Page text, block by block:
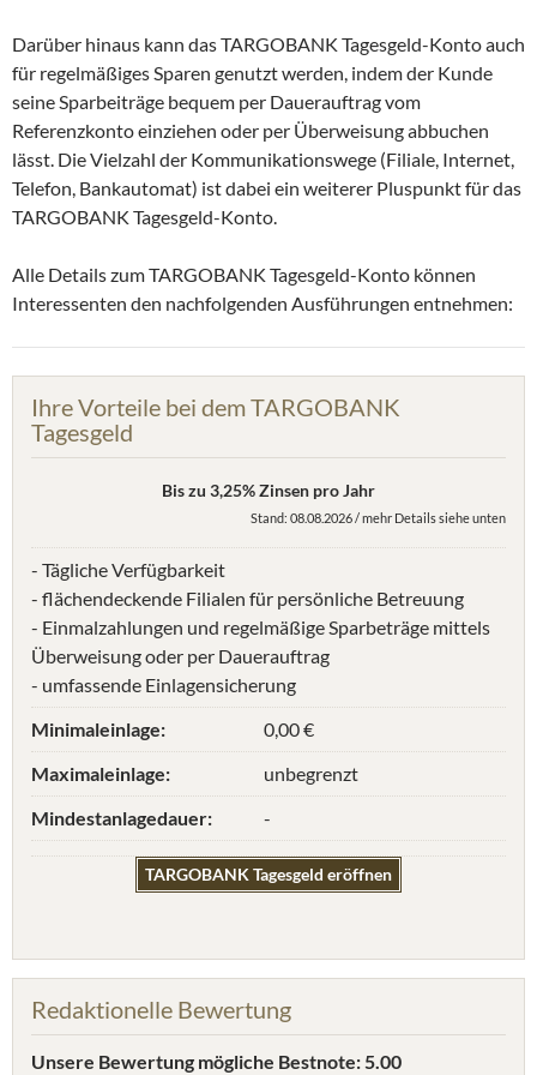
Darüber hinaus kann das TARGOBANK Tagesgeld-Konto auch
für regelmäßiges Sparen genutzt werden, indem der Kunde
seine Sparbeiträge bequem per Dauerauftrag vom
Referenzkonto einziehen oder per Überweisung abbuchen
lässt. Die Vielzahl der Kommunikationswege (Filiale, Internet,
Telefon, Bankautomat) ist dabei ein weiterer Pluspunkt für das
TARGOBANK Tagesgeld-Konto.
Alle Details zum TARGOBANK Tagesgeld-Konto können
Interessenten den nachfolgenden Ausführungen entnehmen:
Ihre Vorteile bei dem TARGOBANK
Tagesgeld
Bis zu 3,25% Zinsen pro Jahr
Stand: 08.08.2026 / mehr Details siehe unten
- Tägliche Verfügbarkeit
- flächendeckende Filialen für persönliche Betreuung
- Einmalzahlungen und regelmäßige Sparbeträge mittels
Überweisung oder per Dauerauftrag
- umfassende Einlagensicherung
Minimaleinlage:
0,00 €
Maximaleinlage:
unbegrenzt
Mindestanlagedauer:
-
TARGOBANK Tagesgeld eröffnen
Redaktionelle Bewertung
Unsere Bewertung mögliche Bestnote: 5.00